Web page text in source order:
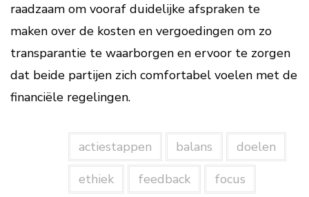
raadzaam om vooraf duidelijke afspraken te
maken over de kosten en vergoedingen om zo
transparantie te waarborgen en ervoor te zorgen
dat beide partijen zich comfortabel voelen met de
financiële regelingen.
actiestappen balans
doelen
ethiek
feedback
focus